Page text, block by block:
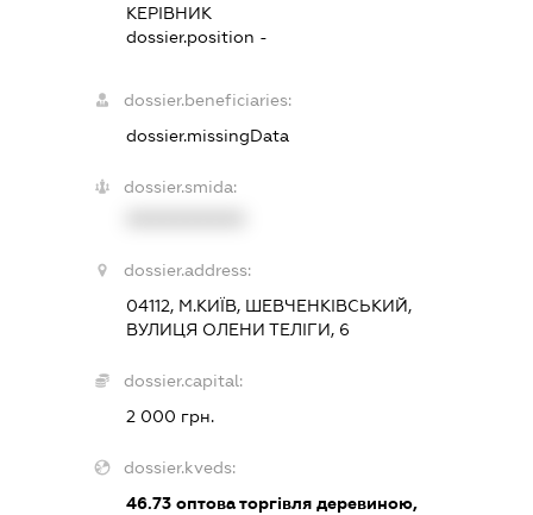
КЕРІВНИК
dossier.position -
dossier.beneficiaries:
dossier.missingData
dossier.smida:
dossier.address:
04112, М.КИЇВ, ШЕВЧЕНКІВСЬКИЙ,
ВУЛИЦЯ ОЛЕНИ ТЕЛІГИ, 6
dossier.capital:
2 000 грн.
dossier.kveds:
46.73оптова торгівля деревиною,